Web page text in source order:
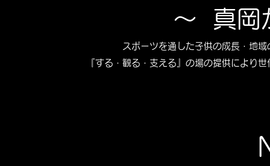
～ 真岡
スポーツを通した子供の成長・地
『する・観る・支える』の場の提供により